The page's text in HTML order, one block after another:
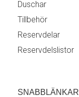
Duschar
Tillbehör
Reservdelar
Reservdelslistor
SNABBLÄNKAR